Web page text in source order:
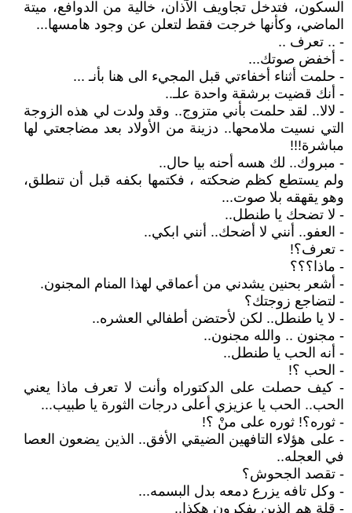
السكون، فتدخل تجاويف الآذان، خالية من الدوافع، ميتة
الماضي، وكأنها خرجت فقط لتعلن عن وجود هامسها...
- .. تعرف ..
- أخفض صوتك...
- حلمت أثناء أخفاءتي قبل المجيء الى هنا بأنـ ...
- أنك قضيت برشقة واحدة علـ..
- لالا.. لقد حلمت بأني متزوج.. وقد ولدت لي هذه الزوجة
التي نسيت ملامحها.. دزينة من الأولاد بعد مضاجعتي لها
مباشرة!!!
- مبروك.. لك هسه أحنه بيا حال..
ولم يستطع كظم ضحكته ، فكتمها بكفه قبل أن تنطلق،
وهو يقهقه بلا صوت...
- لا تضحك يا طنطل..
- العفو.. أنني لا أضحك.. أنني ابكي..
- تعرف؟!
- ماذا؟؟؟
- أشعر بحنين يشدني من أعماقي لهذا المنام المجنون.
- لتضاجع زوجتك؟
- لا يا طنطل.. لكن لأحتضن أطفالي العشره..
- مجنون .. والله مجنون..
- أنه الحب يا طنطل..
- الحب ؟!
- كيف حصلت على الدكتوراه وأنت لا تعرف ماذا يعني
الحب.. الحب يا عزيزي أعلى درجات الثورة يا طبيب...
- ثوره؟! ثوره على منْ ؟!
- على هؤلاء التافهين الضيقي الأفق.. الذين يضعون العصا
في العجله..
- تقصد الجحوش؟
- وكل تافه يزرع دمعه بدل البسمه...
- قلة هم الذين يفكرون هكذا..